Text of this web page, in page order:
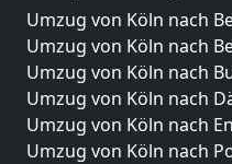
Umzug von Köln nach
Umzug von Köln nach
Umzug von Köln nach
Umzug von Köln nach
Umzug von Köln nach
Umzug von Köln nach